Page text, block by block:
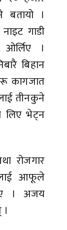
।
गाडी
।
बिहान
कागजात
तीनकुने
लिए भेट्न
रोजगार
आफूले
। अजय